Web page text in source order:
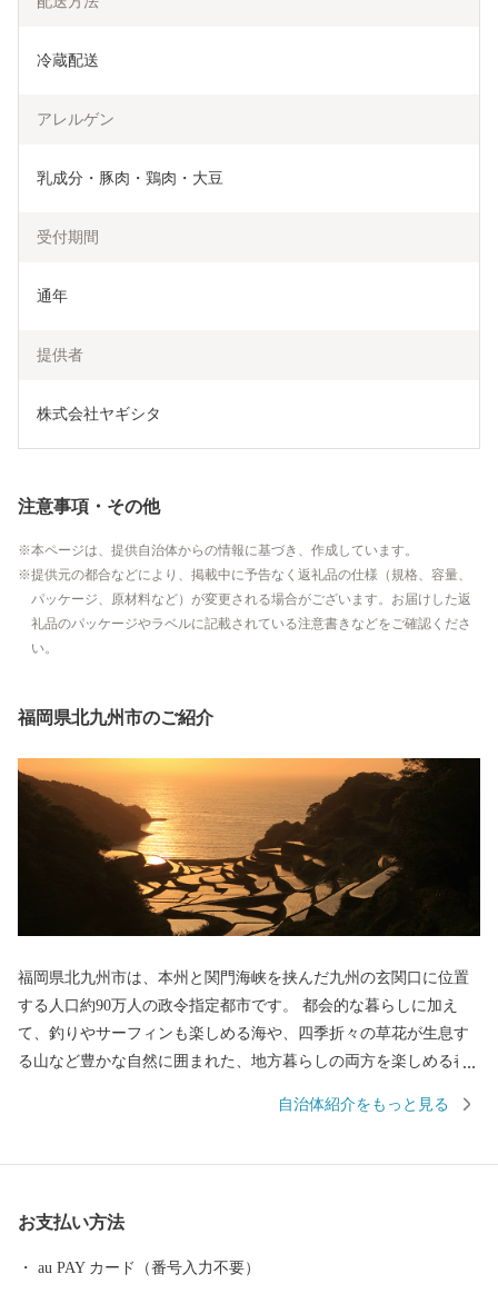
冷蔵配送
アレルゲン
乳成分・豚肉・鶏肉・大豆
受付期間
通年
提供者
株式会社ヤギシタ
注意事項・その他
本ページは、提供自治体からの情報に基づき、作成しています。
提供元の都合などにより、掲載中に予告なく返礼品の仕様（規格、容量、
パッケージ、原材料など）が変更される場合がございます。お届けした返
礼品のパッケージやラベルに記載されている注意書きなどをご確認くださ
い。
福岡県北九州市のご紹介
福岡県北九州市は、本州と関門海峡を挟んだ九州の玄関口に位置
する人口約90万人の政令指定都市です。 都会的な暮らしに加え
て、釣りやサーフィンも楽しめる海や、四季折々の草花が生息す
る山など豊かな自然に囲まれた、地方暮らしの両方を楽しめる都
明太子など本市ならではの返礼品に加え、黒毛和牛・ウナギ・カ
自治体紹介をもっと見る
お支払い方法
au PAY カード（番号入力不要）